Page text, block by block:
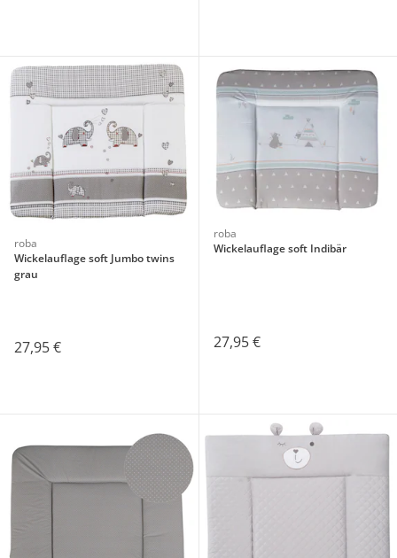
roba
Wickelauflage soft Jumbo twins
grau
27,95 €
roba
Wickelauflage soft Indibär
27,95 €